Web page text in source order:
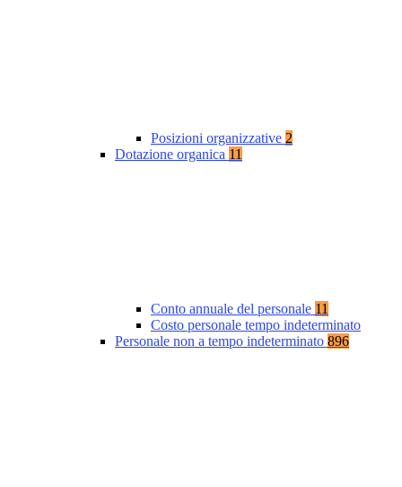
Posizioni organizzative 2
Dotazione organica 11
Conto annuale del personale 11
Costo personale tempo indeterminato
Personale non a tempo indeterminato 896